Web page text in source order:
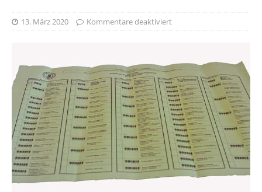
13. März 2020 Kommentare deaktiviert